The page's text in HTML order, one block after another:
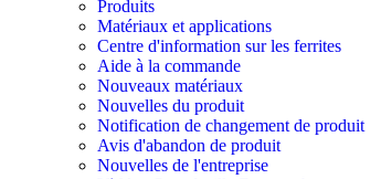
Produits
Matériaux et applications
Centre d'information sur les ferrites
Aide à la commande
Nouveaux matériaux
Nouvelles du produit
Notification de changement de produit
Avis d'abandon de produit
Nouvelles de l'entreprise